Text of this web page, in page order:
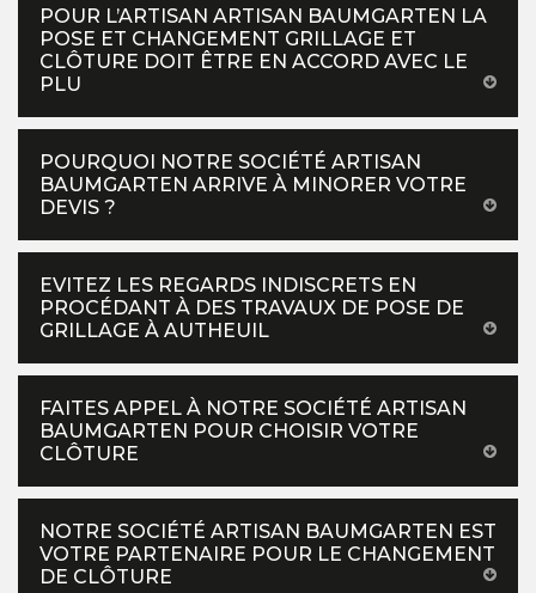
POUR L’ARTISAN ARTISAN BAUMGARTEN LA
POSE ET CHANGEMENT GRILLAGE ET
CLÔTURE DOIT ÊTRE EN ACCORD AVEC LE
PLU
POURQUOI NOTRE SOCIÉTÉ ARTISAN
BAUMGARTEN ARRIVE À MINORER VOTRE
DEVIS ?
EVITEZ LES REGARDS INDISCRETS EN
PROCÉDANT À DES TRAVAUX DE POSE DE
GRILLAGE À AUTHEUIL
FAITES APPEL À NOTRE SOCIÉTÉ ARTISAN
BAUMGARTEN POUR CHOISIR VOTRE
CLÔTURE
NOTRE SOCIÉTÉ ARTISAN BAUMGARTEN EST
VOTRE PARTENAIRE POUR LE CHANGEMENT
DE CLÔTURE